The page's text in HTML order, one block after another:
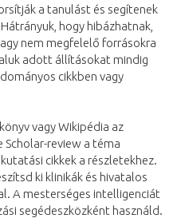
a tanulást és segítenek
hogy hibázhatnak,
nem megfelelő forrásokra
adott állításokat mindig
cikkben vagy
vagy Wikipédia az
review a téma
cikkek a részletekhez.
ki klinikák és hivatalos
A mesterséges intelligenciát
segédeszközként használd.